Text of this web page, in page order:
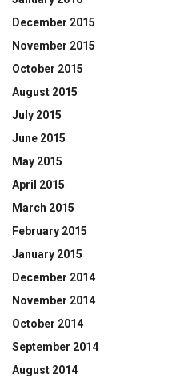
December 2015
November 2015
October 2015
August 2015
July 2015
June 2015
May 2015
April 2015
March 2015
February 2015
January 2015
December 2014
November 2014
October 2014
September 2014
August 2014